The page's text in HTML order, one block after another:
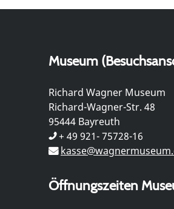
Museum
Richard Wagner Museum
Richard-Wagner-Str. 48
95444 Bayreuth
+ 49 921- 75728-16
Öffnungszeiten